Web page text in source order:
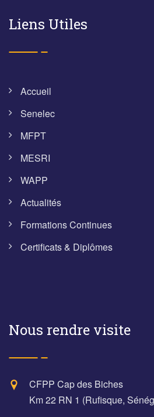
Liens Utiles
Accueil
Senelec
MFPT
MESRI
WAPP
Actualités
Formations Continues
Certificats & Diplômes
Nous rendre visite
CFPP Cap des Biches
Km 22 RN 1 (Rufisque,